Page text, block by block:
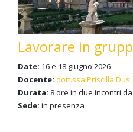
Lavorare in
Date: 16 e 18 giugno 2026
Docente: dott.ssa Priscilla Dusi
Durata: 8 ore in due incontri
Sede: in presenza